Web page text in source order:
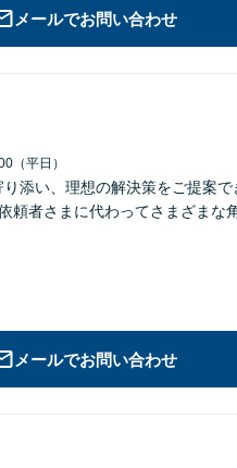
メールでお問い合わせ
（平日）
添い、理想の解決策をご提案で
頼者さまに代わってさまざまな
メールでお問い合わせ